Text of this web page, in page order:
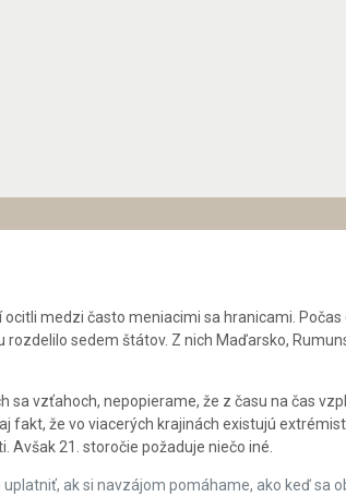
medzi často meniacimi sa hranicami.
sedem štátov. Z nich Maďarsko,
vzťahoch, nepopierame, že z času na čas
fakt, že vo viacerých krajinách existujú
Avšak 21. storočie požaduje niečo iné.
ak si navzájom pomáhame, ako keď sa